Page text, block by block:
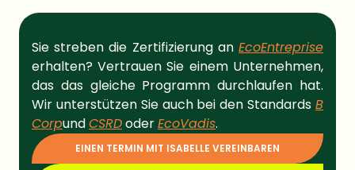
Sie streben die Zertifizierung an EcoEntreprise
erhalten? Vertrauen Sie einem Unternehmen,
das das gleiche Programm durchlaufen hat.
Wir unterstützen Sie auch bei den Standards B
CorpundCSRDoderEcoVadis.
EINEN TERMIN MIT ISABELLE VEREINBAREN